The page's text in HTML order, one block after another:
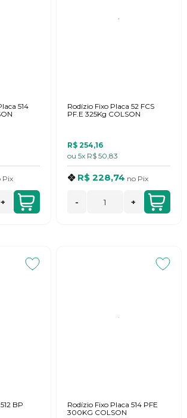
514
Pix
+
Rodízio Fixo Placa 52 FCS
PF.E 325Kg COLSON
R$ 254,16
ou 5x R$ 50,83
R$ 228,74 no Pix
- +
BP
Rodízio Fixo Placa 514 PFE
300KG COLSON